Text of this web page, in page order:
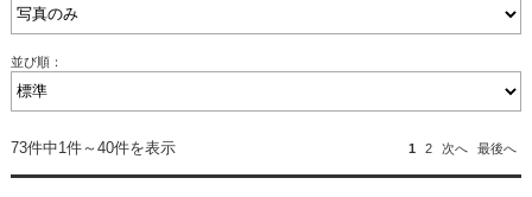
並び順：
73件中1件～40件を表示 1 2 次へ 最後へ